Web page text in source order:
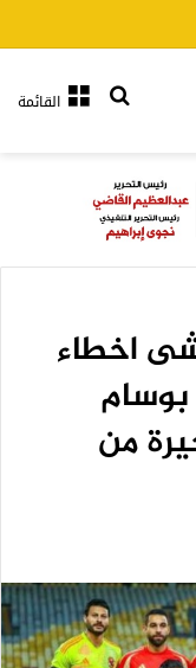
القائمةبحث عن
اخطاء
بوسام
من